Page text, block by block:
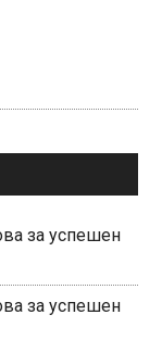
за успешен
за успешен